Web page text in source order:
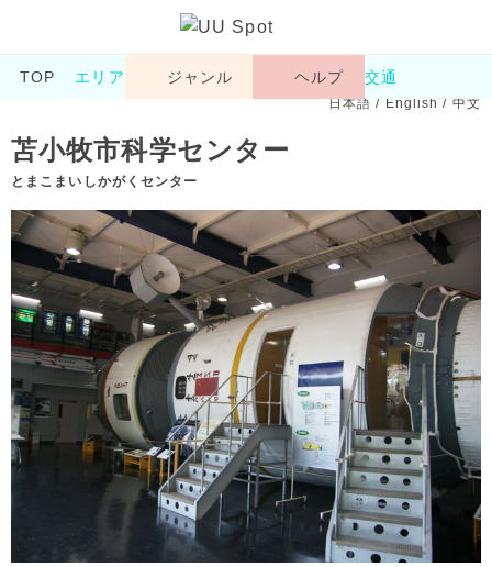
TOP エリア ジャンル ヘルプ 交通
日本語 / English / 中文
苫小牧市科学センター
とまこまいしかがくセンター